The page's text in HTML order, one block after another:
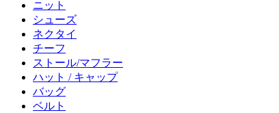
ニット
シューズ
ネクタイ
チーフ
ストール/マフラー
ハット / キャップ
バッグ
ベルト